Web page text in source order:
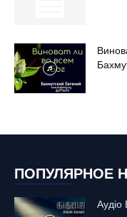
ПОПУЛЯРНОЕ
Аудіо